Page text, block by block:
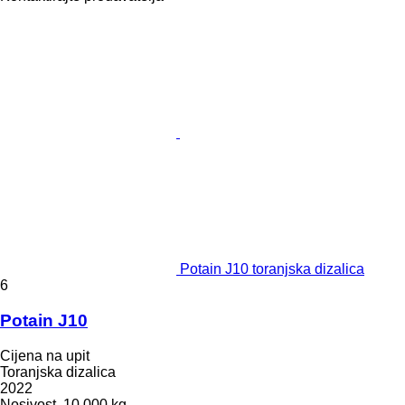
Potain J10 toranjska dizalica
6
Potain J10
Cijena na upit
Toranjska dizalica
2022